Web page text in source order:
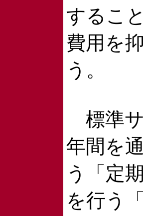
するこ
費用を
う。
標準
年間を
う「定
を行う